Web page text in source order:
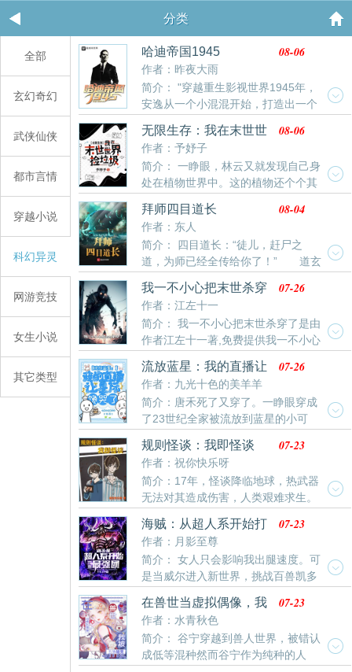
分类
全部
玄幻奇幻
武侠仙侠
都市言情
穿越小说
科幻异灵
网游竞技
女生小说
其它类型
哈迪帝国1945
作者：昨夜大雨
08-06
简介： "穿越重生影视世界1945年，
安逸从一个小混混开始，打造出一个
属于自己的帝国。 他是声名赫赫的地下王者，一手缔造
拉斯维加斯赌城。 开创私人监狱产业，没有一个犯罪分
子敢招惹他，因为终有一天你会落在他手里，他可以送
你上天堂，也可以让你下地狱。 哈迪雇佣兵团拥有堪比
一国的战斗力，安逸用它来保护遍布全球的产业。 没人
知道他拥有多少财富，因为全球最赚钱的产业，都有哈
迪集团的身影。注：本书没有女主，只有女人。
无限生存：我在末世世
界捡垃圾
作者：予妤子
08-06
简介： 一睁眼，林云又就发现自己身
处在植物世界中。这的植物还个个其
大无比，和以往见过的完全不同。以前的葡萄又大又
甜，现在的葡萄：想吃我？炸不死你！不仅如此，还有
各种各样的变异动物在这巨大的植物世界中到处乱跑。
以前的猫咪可可爱爱，现在的猫咪：人，泥嚎，你可以
靠在咪宽阔的胸膛上。林云又逼着自己飞快的适应了现
在的变化，并化身囤囤鼠，在各个世界中到处乱窜捡垃
圾(划掉)囤货。变异动植物、丧尸暴雨、极夜、以及各
种各样
拜师四目道长
作者：东人
08-04
简介： 四目道长：“徒儿，赶尸之
道，为师已经全传给你了！” 道玄
真人：“君明，最近魔教在南方蠢蠢欲动，你下山一趟，
查明情况。” 齐漱溟：“徐君明，我蜀山与你势不两
立！” 孙悟空：“大哥，王母娘娘的寝宫咱们还是不
要去了，要是万一撞见…！” 《僵尸叔叔》、《诛
仙》、《蜀山剑侠传》、《西游记》、《封神榜》，错
过‘九叔’，错过‘大竹峰’，没拿到主角模板的徐君明流浪
在诸天世界！
我一不小心把末世杀穿
了
作者：江左十一
07-26
简介： 我一不小心把末世杀穿了是由
作者江左十一著,免费提供我一不小心
把末世杀穿了最新清爽干净的文字章节在线阅读。
流放蓝星：我的直播让
星际馋哭了
作者：九光十色的美羊羊
07-26
简介：唐禾死了又穿了。一睁眼穿成
了23世纪全家被流放到蓝星的小可
怜。原主一家五口，路上走丢两，剩下三个，一个病，
一个小，一个弱，家徒四壁，穷困潦倒…唐禾拖着一格
电的身体被迫从头开始，双眼一睁就是干！杀人渣，赚
晶石，摘果子，开直播，搬家，收集物资，种田，抢空
投，生活充实又忙碌。而这23世纪的蓝星母亲，异变人
异变生物异变植物，轮番出场，叫人眼花缭乱…——原
本23世纪的联邦人民过着平平无奇的牛马生活。直到有
一
规则怪谈：我即怪谈
作者：祝你快乐呀
07-23
简介：17年，怪谈降临地球，热武器
无法对其造成伤害，人类艰难求生。
规则怪谈成为地球人类的一把救命稻草。全球数万天选
者，胜则现实怪谈消散，败则规则怪谈降临。这是人类
与怪谈的战争。陈韶，一名饱受骨癌折磨的患者，成为
了第三轮次的天选者。——————————————
一句话简介：男主在拯救人类的过程中逐渐变为怪谈的
故事基本设定：1.人类无法从物理层面对抗诡异，所以
除非规则允许，不然不可能出现人类爆锤诡异的场景。
2
海贼：从超人系开始打
造最强团
作者：月影至尊
07-23
简介： 女人只会影响我出腿速度。可
是当威尔进入新世界，挑战百兽凯多
的时候。披着战衣跑的飞快，别问他为什么跑。全是战
衣惹的祸，他就是想试试，从山治那里抢来的这战衣的
隐形能力。真的...他真的只想试试刚到手的战衣，他可
以对天发四。结果...大和：“前面那个无耻之徒给我站
住....雷鸣八卦。”凯多看着鸡飞狗跳的两人，摸了摸下
在兽世当虚拟偶像，我
被五族雄竞
作者：水青秋色
07-23
简介： 谷宁穿越到兽人世界，被错认
成低等混种然而谷宁作为纯种的人